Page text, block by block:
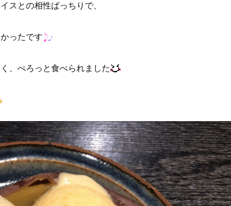
スとの相性ばっちりで、
ったです
、ぺろっと食べられました